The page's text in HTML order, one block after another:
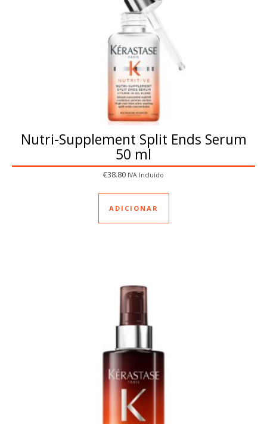
Nutri-Supplement Split Ends Serum
50 ml
€38.80 IVA Incluído
ADICIONAR